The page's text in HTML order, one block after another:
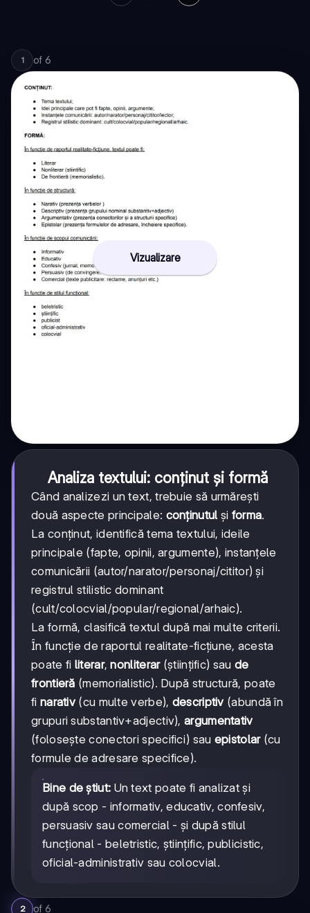
1 of 6
Vizualizare
Analiza textului: conținut și formă
Când analizezi un text, trebuie să urmărești
două aspecte principale: conținutul și forma.
La conținut, identifică tema textului, ideile
principale (fapte, opinii, argumente), instanțele
comunicării (autor/narator/personaj/cititor) și
registrul stilistic dominant
(cult/colocvial/popular/regional/arhaic).
La formă, clasifică textul după mai multe criterii.
În funcție de raportul realitate-ficțiune, acesta
poate fi literar,nonliterar(științific) sau de
frontieră (memorialistic). După structură, poate
fi narativ(cu multe verbe), descriptiv(abundă în
grupuri substantiv+adjectiv),argumentativ
(folosește conectori specifici) sau epistolar(cu
formule de adresare specifice).
Bine de știut: Un text poate fi analizat și
după scop - informativ, educativ, confesiv,
persuasiv sau comercial - și după stilul
funcțional - beletristic, științific, publicistic,
oficial-administrativ sau colocvial.
2 of 6